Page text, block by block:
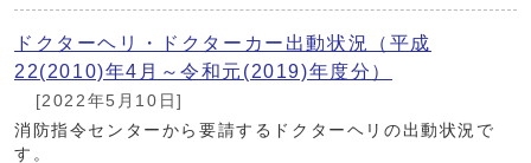
ドクターヘリ・ドクターカー出動状況（平成
22(2010)年4月～令和元(2019)年度分）
[2022年5月10日]
消防指令センターから要請するドクターヘリの出動状況で
す。